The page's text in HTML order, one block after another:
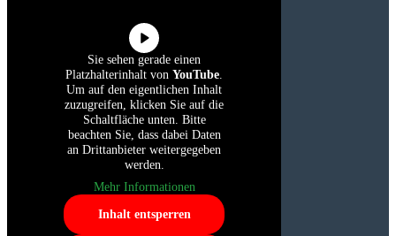
Sie sehen gerade einen
Platzhalterinhalt von YouTube.
Um auf den eigentlichen Inhalt
zuzugreifen, klicken Sie auf die
Schaltfläche unten. Bitte
beachten Sie, dass dabei Daten
an Drittanbieter weitergegeben
werden.
Mehr Informationen
Inhalt entsperren